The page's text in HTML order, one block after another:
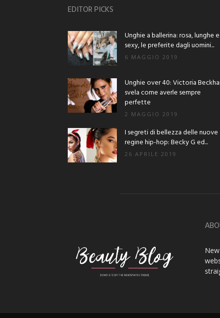
EDITOR PICKS
Unghie a ballerina: rosa, lunghe e
sexy, le preferite dagli uomini...
6 MAGGIO 2019
Unghie over 40: Victoria
svela come averle sempre
perfette
2 MAGGIO 2019
I segreti di bellezza delle nuove
regine hip-hop: Becky G ed...
26 APRILE 2019